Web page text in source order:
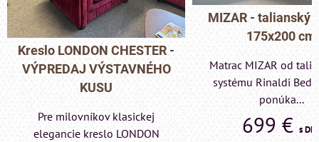
MIZAR - talianský matrac
175x200 cm
Matrac MIZAR od talianskeho
systému Rinaldi Bed System
ponúka...
699 €s DPH
Pohovka
- VÝPREDAJ
KUSU
Pre milovníkov
elegancie kreslo